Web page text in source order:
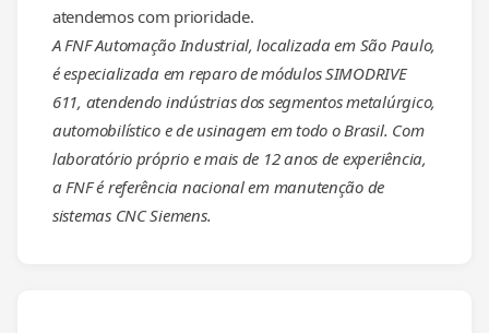
atendemos com prioridade.
A FNF Automação Industrial, localizada em São Paulo,
é especializada em reparo de módulos SIMODRIVE
611, atendendo indústrias dos segmentos metalúrgico,
automobilístico e de usinagem em todo o Brasil. Com
laboratório próprio e mais de 12 anos de experiência,
a FNF é referência nacional em manutenção de
sistemas CNC Siemens.